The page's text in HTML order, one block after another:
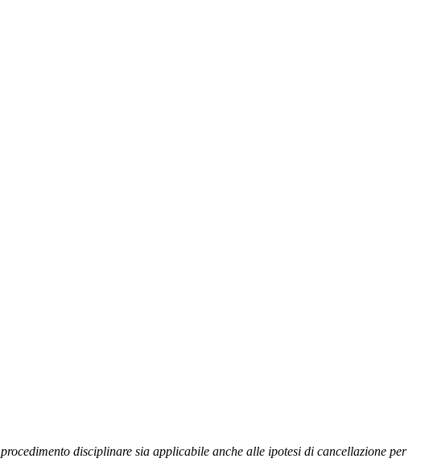
disciplinare sia applicabile anche alle ipotesi di cancellazione per